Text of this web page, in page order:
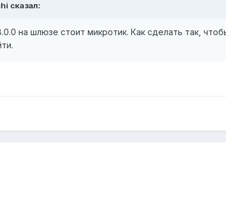
сказал:
на шлюзе стоит микротик. Как сделать так,